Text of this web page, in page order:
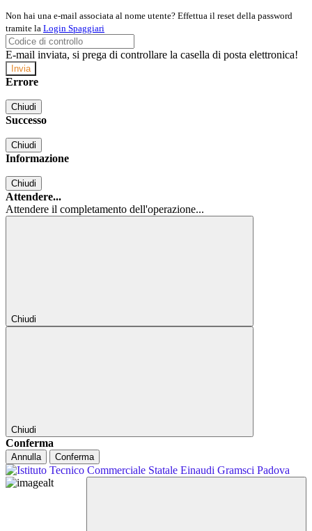
Non hai una e-mail associata al nome utente? Effettua il reset della password
tramite la Login Spaggiari
E-mail inviata, si prega di controllare la casella di posta elettronica!
Errore
Chiudi
Successo
Chiudi
Informazione
Chiudi
Attendere...
Attendere il completamento dell'operazione...
Chiudi
Chiudi
Conferma
Annulla Conferma